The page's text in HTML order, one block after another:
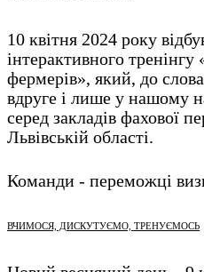
10 квітня 2024 року
інтерактивного тренінгу
фермерів», який, до
вдруге і лише у нашому
серед закладів фахової
Львівській області.
Команди - переможці
ВЧИМОСЯ, ДИСКУТУЄМО, ТРЕНУЄМОСЬ